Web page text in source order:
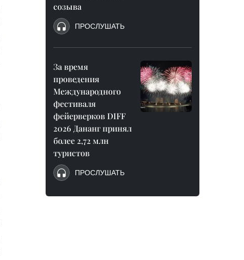
созыва
ПРОСЛУШАТЬ
За время
проведения
Международного
фестиваля
фейерверков DIFF
2026 Дананг принял
более 2,72 млн
туристов
ПРОСЛУШАТЬ